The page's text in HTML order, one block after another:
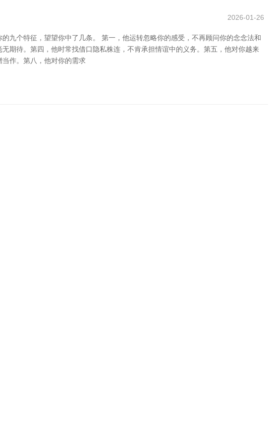
2026-01-26
九个特征，望望你中了几条。 第一，他运转忽略你的感受，不再顾问你的念念法和
期待。第四，他时常找借口隐私株连，不肯承担情谊中的义务。第五，他对你越来
作。第八，他对你的需求